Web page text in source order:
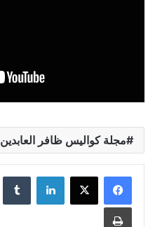
مجلة كواليس ظافر العابدين
لينكدإن
طباعة